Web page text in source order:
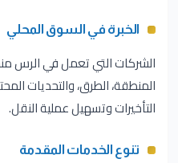
الخبرة في السوق المحلي
الشركات التي تعمل في الرس
المنطقة، الطرق، والتحديات
التأخيرات وتسهيل عملية النقل.
تنوع الخدمات المقدمة